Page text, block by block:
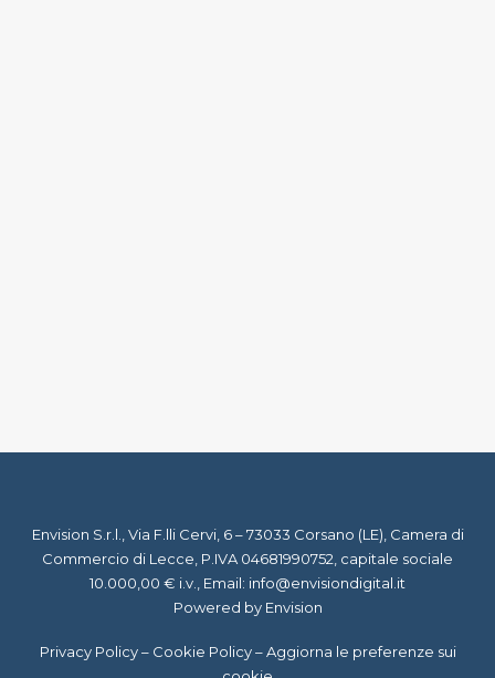
Envision S.r.l., Via F.lli Cervi, 6 – 73033 Corsano (LE), Camera di
Commercio di Lecce, P.IVA 04681990752, capitale sociale
10.000,00 € i.v., Email: info@envisiondigital.it
Powered by Envision
Privacy Policy– Cookie Policy–Aggiorna le preferenze sui